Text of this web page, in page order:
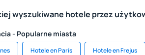
wyszukiwane hotele przez
- Popularne miasta
Hotele en París Hotele en Frejus